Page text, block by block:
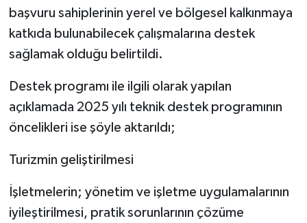
başvuru sahiplerinin yerel ve bölgesel kalkınmaya
katkıda bulunabilecek çalışmalarına destek
sağlamak olduğu belirtildi.
Destek programı ile ilgili olarak yapılan
açıklamada 2025 yılı teknik destek programının
öncelikleri ise şöyle aktarıldı;
Turizmin geliştirilmesi
İşletmelerin; yönetim ve işletme uygulamalarının
iyileştirilmesi, pratik sorunlarının çözüme